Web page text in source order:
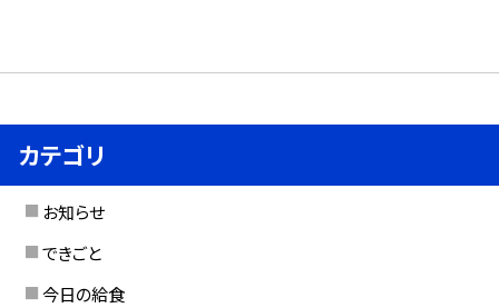
カテゴリ
お知らせ
できごと
今日の給食